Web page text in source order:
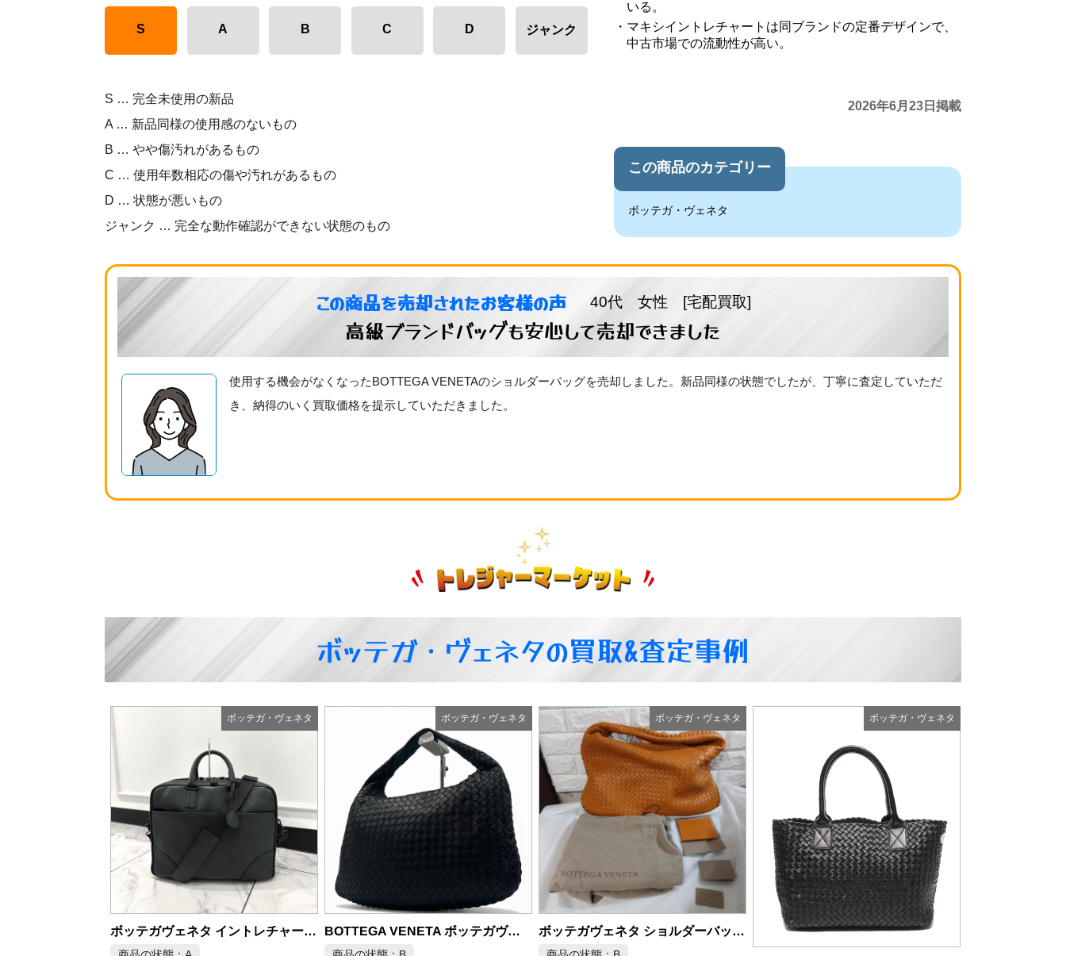
いる。
マキシイントレチャートは同ブランドの定番デザインで、
中古市場での流動性が高い。
2026年6月23日掲載
この商品のカテゴリー
ボッテガ・ヴェネタ
S A B C D ジャンク
S … 完全未使用の新品
A … 新品同様の使用感のないもの
B … やや傷汚れがあるもの
C … 使用年数相応の傷や汚れがあるもの
D … 状態が悪いもの
ジャンク … 完全な動作確認ができない状態のもの
この商品を売却されたお客様の声 40代 女性 [宅配買取]
高級ブランドバッグも安心して売却できました
使用する機会がなくなったBOTTEGA VENETAのショルダーバッグを売却しました。新品同様の状態でしたが、丁寧に査定していただ
き、納得のいく買取価格を提示していただきました。
ボッテガ・ヴェネタの買取&査定事例
ボッテガ・ヴェネタ
ボッテガヴェネタ イントレチャート 2WAY ビジネスバッグ
ボッテガ・ヴェネタ
BOTTEGA VENETA ボッテガヴェネタ ワンショルダーバッグ イントレチャート
ボッテガ・ヴェネタ
ボッテガヴェネタ ショルダーバッグ レザー イントレチャート
ボッテガ・ヴェネタ
商品の状態：S